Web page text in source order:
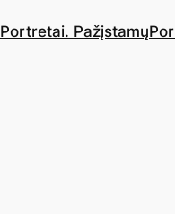
Portretai. Pažįstamų